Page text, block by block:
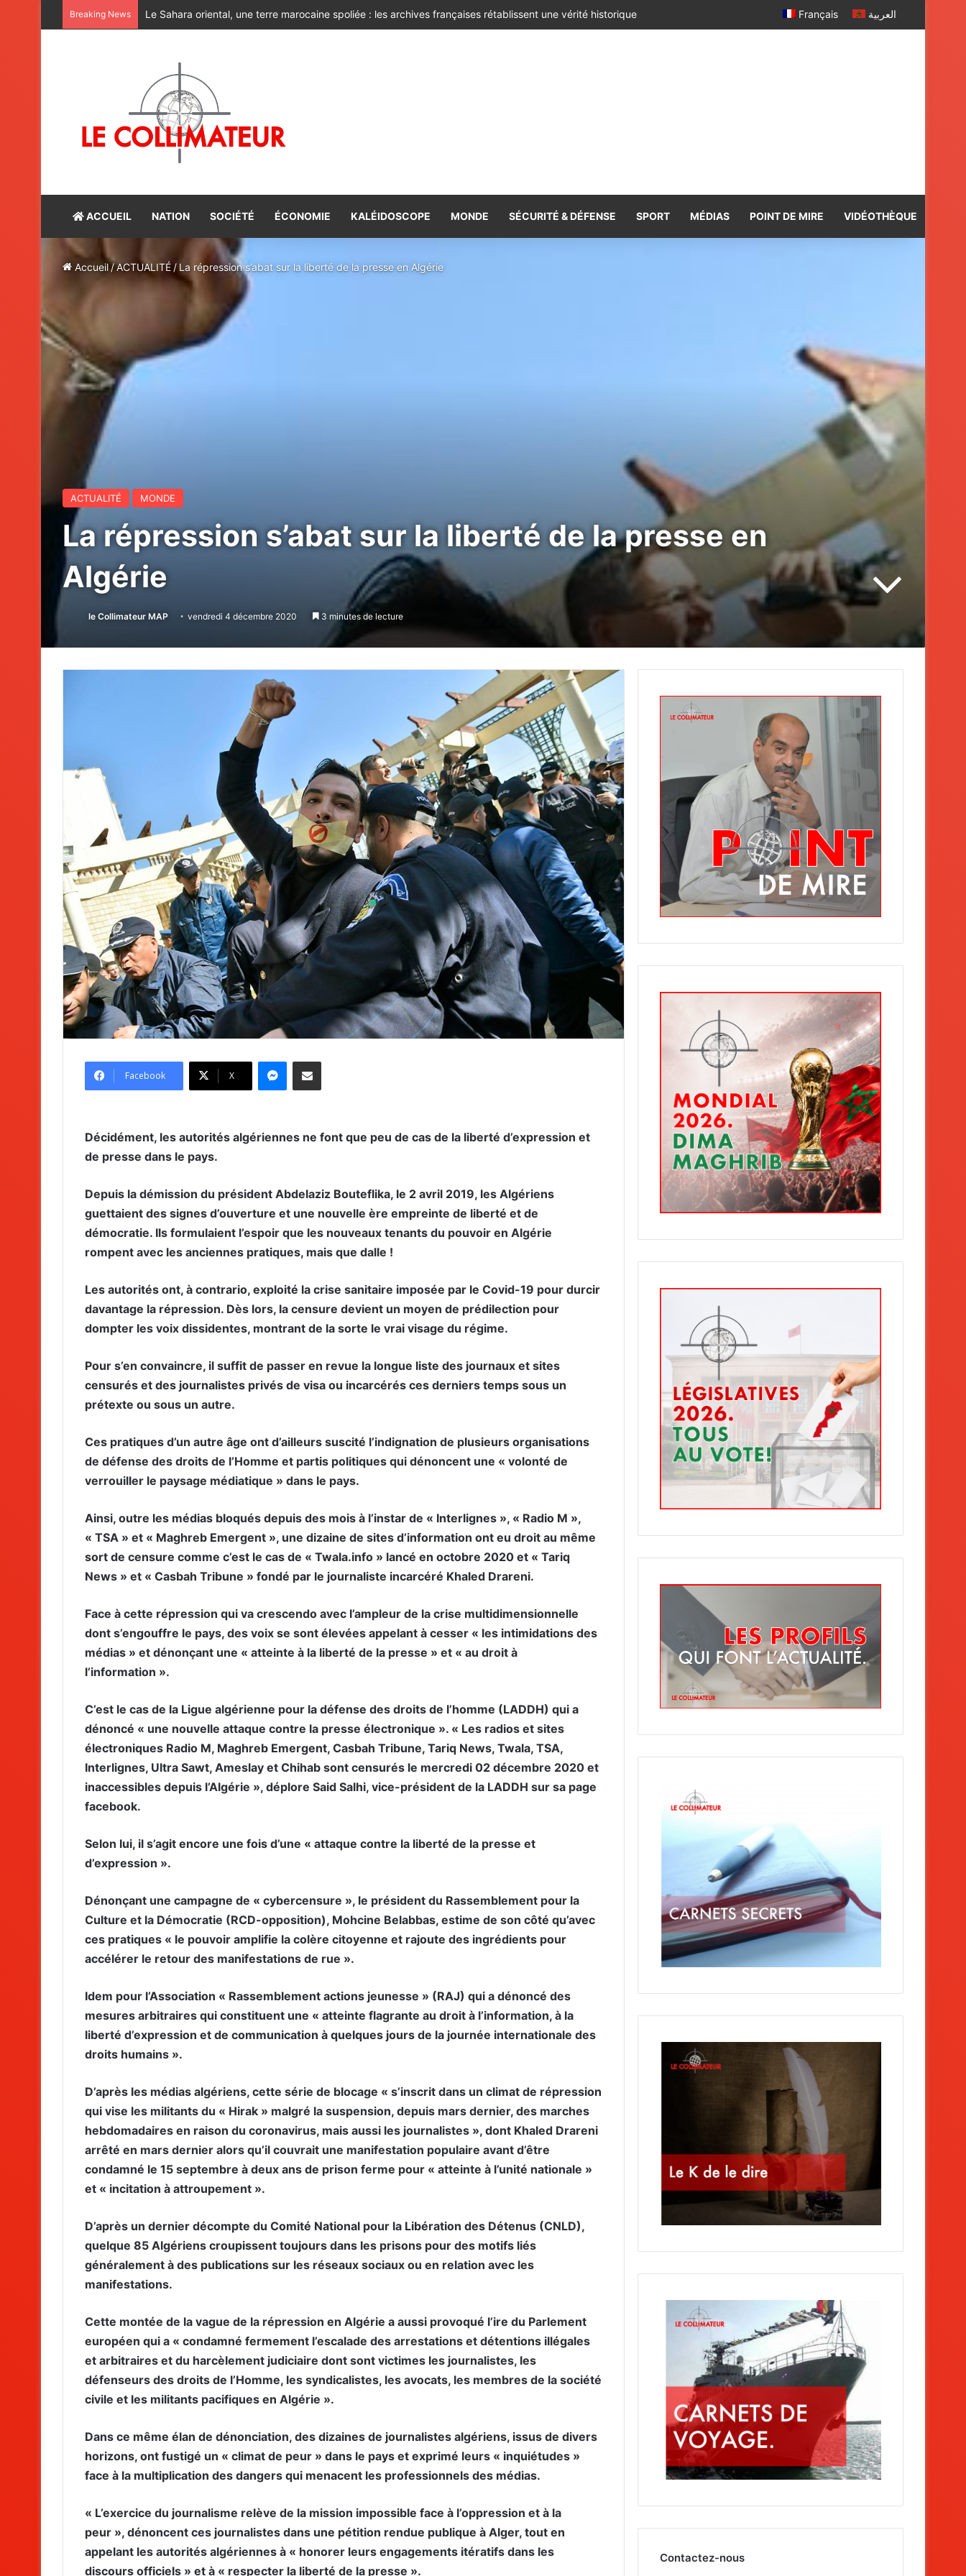
Breaking News Alerte rouge : Halte aux charlatans du bien-être ! Français العربية
ACCUEIL NATION SOCIÉTÉ ÉCONOMIE KALÉIDOSCOPE MONDE SÉCURITÉ & DÉFENSE SPORT MÉDIAS POINT DE MIRE VIDÉOTHÈQUE
Accueil/ACTUALITÉ / La répression s’abat sur la liberté de la presse en Algérie
ACTUALITÉ MONDE
La répression s’abat sur la liberté de la presse en
Algérie
le Collimateur MAP vendredi 4 décembre 2020 3 minutes de lecture
Facebook X
Décidément, les autorités algériennes ne font que peu de cas de la liberté d’expression et
de presse dans le pays.
Depuis la démission du président Abdelaziz Bouteflika, le 2 avril 2019, les Algériens
guettaient des signes d’ouverture et une nouvelle ère empreinte de liberté et de
démocratie. Ils formulaient l’espoir que les nouveaux tenants du pouvoir en Algérie
rompent avec les anciennes pratiques, mais que dalle !
Les autorités ont, à contrario, exploité la crise sanitaire imposée par le Covid-19 pour durcir
davantage la répression. Dès lors, la censure devient un moyen de prédilection pour
dompter les voix dissidentes, montrant de la sorte le vrai visage du régime.
Pour s’en convaincre, il suffit de passer en revue la longue liste des journaux et sites
censurés et des journalistes privés de visa ou incarcérés ces derniers temps sous un
prétexte ou sous un autre.
Ces pratiques d’un autre âge ont d’ailleurs suscité l’indignation de plusieurs organisations
de défense des droits de l’Homme et partis politiques qui dénoncent une « volonté de
verrouiller le paysage médiatique » dans le pays.
Ainsi, outre les médias bloqués depuis des mois à l’instar de « Interlignes », « Radio M »,
« TSA » et « Maghreb Emergent », une dizaine de sites d’information ont eu droit au même
sort de censure comme c’est le cas de « Twala.info » lancé en octobre 2020 et « Tariq
News » et « Casbah Tribune » fondé par le journaliste incarcéré Khaled Drareni.
Face à cette répression qui va crescendo avec l’ampleur de la crise multidimensionnelle
dont s’engouffre le pays, des voix se sont élevées appelant à cesser « les intimidations des
médias » et dénonçant une « atteinte à la liberté de la presse » et « au droit à
l’information ».
C’est le cas de la Ligue algérienne pour la défense des droits de l’homme (LADDH) qui a
dénoncé « une nouvelle attaque contre la presse électronique ». « Les radios et sites
électroniques Radio M, Maghreb Emergent, Casbah Tribune, Tariq News, Twala, TSA,
Interlignes, Ultra Sawt, Ameslay et Chihab sont censurés le mercredi 02 décembre 2020 et
inaccessibles depuis l’Algérie », déplore Said Salhi, vice-président de la LADDH sur sa page
facebook.
Selon lui, il s’agit encore une fois d’une « attaque contre la liberté de la presse et
d’expression ».
Dénonçant une campagne de « cybercensure », le président du Rassemblement pour la
Culture et la Démocratie (RCD-opposition), Mohcine Belabbas, estime de son côté qu’avec
ces pratiques « le pouvoir amplifie la colère citoyenne et rajoute des ingrédients pour
accélérer le retour des manifestations de rue ».
Idem pour l’Association « Rassemblement actions jeunesse » (RAJ) qui a dénoncé des
mesures arbitraires qui constituent une « atteinte flagrante au droit à l’information, à la
liberté d’expression et de communication à quelques jours de la journée internationale des
droits humains ».
D’après les médias algériens, cette série de blocage « s’inscrit dans un climat de répression
qui vise les militants du « Hirak » malgré la suspension, depuis mars dernier, des marches
hebdomadaires en raison du coronavirus, mais aussi les journalistes », dont Khaled Drareni
arrêté en mars dernier alors qu’il couvrait une manifestation populaire avant d’être
condamné le 15 septembre à deux ans de prison ferme pour « atteinte à l’unité nationale »
et « incitation à attroupement ».
D’après un dernier décompte du Comité National pour la Libération des Détenus (CNLD),
quelque 85 Algériens croupissent toujours dans les prisons pour des motifs liés
généralement à des publications sur les réseaux sociaux ou en relation avec les
manifestations.
Cette montée de la vague de la répression en Algérie a aussi provoqué l’ire du Parlement
européen qui a « condamné fermement l’escalade des arrestations et détentions illégales
et arbitraires et du harcèlement judiciaire dont sont victimes les journalistes, les
défenseurs des droits de l’Homme, les syndicalistes, les avocats, les membres de la société
civile et les militants pacifiques en Algérie ».
Dans ce même élan de dénonciation, des dizaines de journalistes algériens, issus de divers
horizons, ont fustigé un « climat de peur » dans le pays et exprimé leurs « inquiétudes »
face à la multiplication des dangers qui menacent les professionnels des médias.
« L’exercice du journalisme relève de la mission impossible face à l’oppression et à la
peur », dénoncent ces journalistes dans une pétition rendue publique à Alger, tout en
appelant les autorités algériennes à « honorer leurs engagements itératifs dans les
discours officiels » et à « respecter la liberté de la presse ».
Contactez-nous